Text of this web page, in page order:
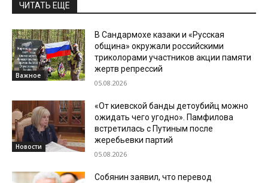
ЧИТАТЬ ЕЩЕ
Важное
В Сандармохе казаки и «Русская
община» окружали российскими
триколорами участников акции памяти
жертв репрессий
05.08.2026
Новости
«От киевской банды детоубийц можно
ожидать чего угодно». Памфилова
встретилась с Путиным после
жеребьевки партий
05.08.2026
Собянин заявил, что перевод